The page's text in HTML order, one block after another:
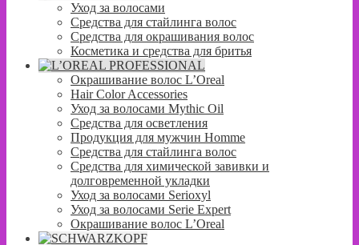
Уход за волосами
Средства для стайлинга волос
Средства для окрашивания волос
Косметика и средства для бритья
Окрашивание волос L’Oreal
Hair Color Accessories
Уход за волосами Mythic Oil
Средства для осветления
Продукция для мужчин Homme
Средства для стайлинга волос
Средства для химической завивки и
долговременной укладки
Уход за волосами Serioxyl
Уход за волосами Serie Expert
Окрашивание волос L’Oreal